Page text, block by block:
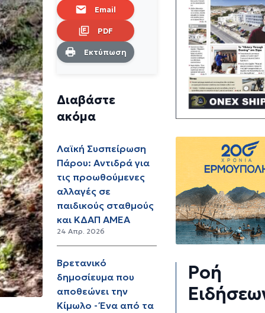
Email
PDF
Εκτύπωση
Διαβάστε
ακόμα
Λαϊκή Συσπείρωση
Πάρου: Αντιδρά για
τις προωθούμενες
αλλαγές σε
παιδικούς σταθμούς
και ΚΔΑΠ ΑΜΕΑ
24 Απρ. 2026
Βρετανικό
δημοσίευμα που
αποθεώνει την
Κίμωλο - Ένα από τα
Ροή